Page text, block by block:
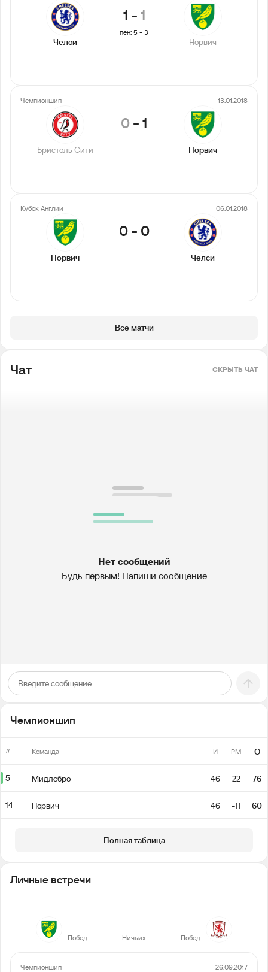
Челси
1 -1
пен: 5 - 3
Норвич
Чемпионшип 13.01.2018
Бристоль Сити
0-1
Норвич
Кубок Англии 06.01.2018
Норвич
0 - 0
Челси
Все матчи
Чат СКРЫТЬ ЧАТ
Нет сообщений
Будь первым! Напиши сообщение
Чемпионшип
# Команда И РМ О
5 Мидлсбро 46 22 76
14 Норвич 46 -11 60
Полная таблица
Личные встречи
Побед Ничьих Побед
Чемпионшип 26.09.2017